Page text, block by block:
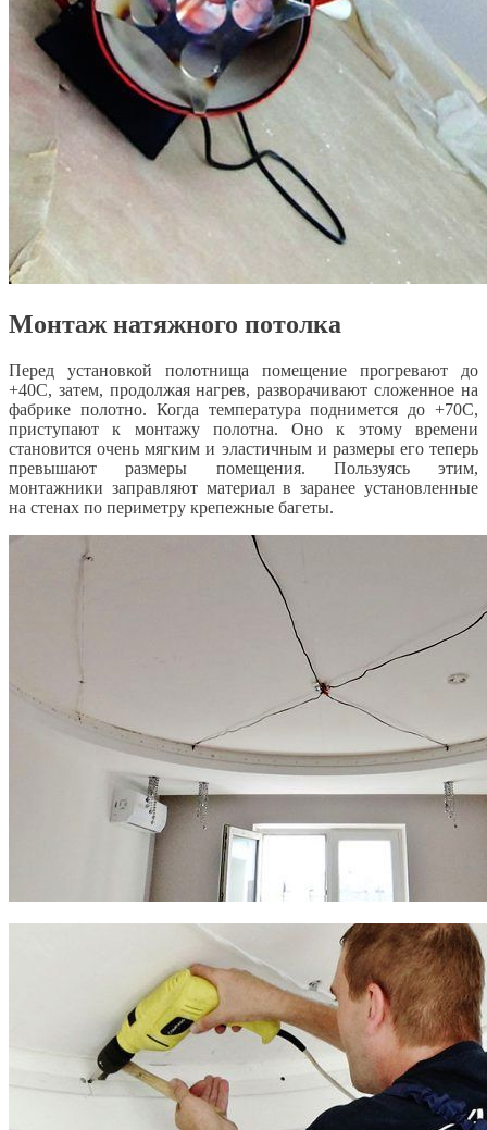
Монтаж натяжного потолка
Перед установкой полотнища помещение прогревают до
+40С, затем, продолжая нагрев, разворачивают сложенное на
фабрике полотно. Когда температура поднимется до +70С,
приступают к монтажу полотна. Оно к этому времени
становится очень мягким и эластичным и размеры его теперь
превышают размеры помещения. Пользуясь этим,
монтажники заправляют материал в заранее установленные
на стенах по периметру крепежные багеты.